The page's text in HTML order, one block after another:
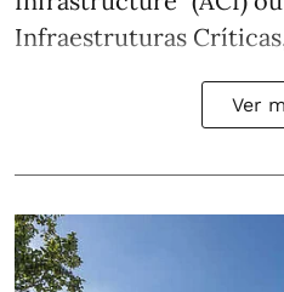
Infraestruturas
Ver